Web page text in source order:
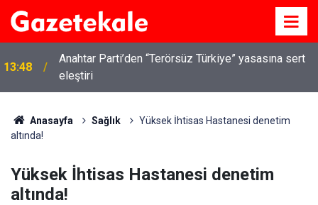
13:48
Anahtar Parti’den “Terörsüz Türkiye” yasasına sert
eleştiri
Kırıkkale’de hayvan hastalıklarına karşı denetimler
Anasayfa Sağlık
Yüksek İhtisas Hastanesi denetim
altında!
Yüksek İhtisas Hastanesi denetim
altında!